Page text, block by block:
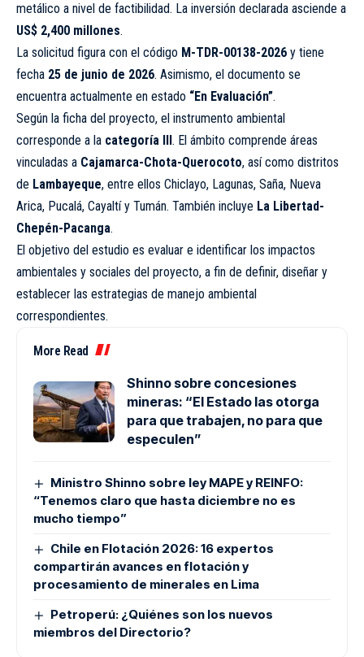
metálico a nivel de factibilidad. La inversión declarada asciende a
US$ 2,400 millones.
La solicitud figura con el código M-TDR-00138-2026 y tiene
fecha 25 de junio de 2026. Asimismo, el documento se
encuentra actualmente en estado “En Evaluación”.
Según la ficha del proyecto, el instrumento ambiental
corresponde a la categoría III . El ámbito comprende áreas
vinculadas a Cajamarca-Chota-Querocoto, así como distritos
de Lambayeque, entre ellos Chiclayo, Lagunas, Saña, Nueva
Arica, Pucalá, Cayaltí y Tumán. También incluye La Libertad-
Chepén-Pacanga.
El objetivo del estudio es evaluar e identificar los impactos
ambientales y sociales del proyecto, a fin de definir, diseñar y
establecer las estrategias de manejo ambiental
correspondientes.
More Read
Shinno sobre concesiones
mineras: “El Estado las otorga
para que trabajen, no para que
especulen”
Ministro Shinno sobre ley MAPE y REINFO:
“Tenemos claro que hasta diciembre no es
mucho tiempo”
Chile en Flotación 2026: 16 expertos
compartirán avances en flotación y
procesamiento de minerales en Lima
Petroperú: ¿Quiénes son los nuevos
miembros del Directorio?